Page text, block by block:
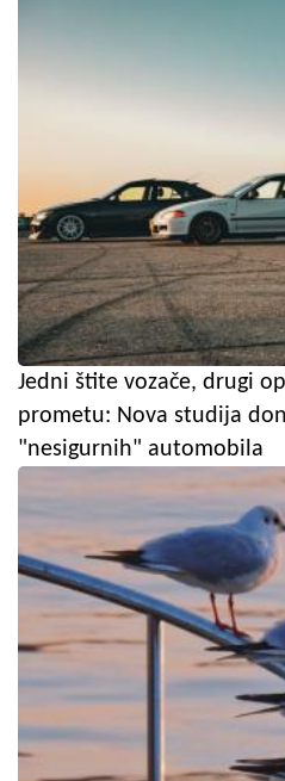
Jedni štite vozače, drugi
prometu: Nova studija
"nesigurnih" automobila